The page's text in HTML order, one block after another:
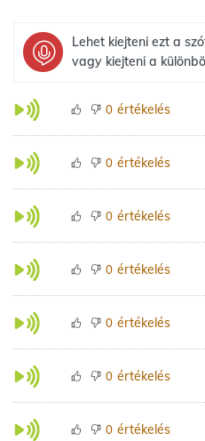
Lehet kiejteni ezt a
vagy kiejteni a
0 értékelés
0 értékelés
0 értékelés
0 értékelés
0 értékelés
0 értékelés
0 értékelés